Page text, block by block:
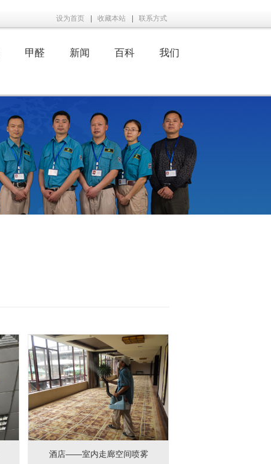
设为首页 收藏本站 联系方式
甲醛
| 新闻
| 百科
| 我们
酒店——室内走廊空间喷雾